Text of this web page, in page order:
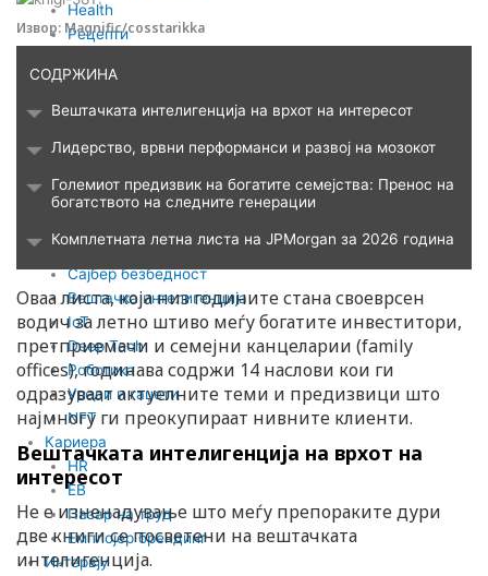
k
t
o
k
-
i
c
o
Health
Рецепти
Травел
Технологија
Крипто
Метаверс
Гејминг
Tехнологија
Сајбер безбедност
Вештачка интелигенција
IoT
Deep Tech
Роботика
Уреди и гаџети
NFT
Кариера
HR
EB
Пазар на труд
Емплојер брендинг
Интервју
Извор: Magnific/cosstarikka
СОДРЖИНА
Вештачката интелигенција на врхот на интересот
Лидерство, врвни перформанси и развој на мозокот
Големиот предизвик на богатите семејства: Пренос на
богатството на следните генерации
Комплетната летна листа на JPMorgan за 2026 година
Оваа листа, која низ годините стана своеврсен
водич за летно штиво меѓу богатите инвеститори,
претприемачи и семејни канцеларии (family
offices), годинава содржи 14 наслови кои ги
одразуваат актуелните теми и предизвици што
најмногу ги преокупираат нивните клиенти.
Вештачката интелигенција на врхот на
интересот
Не е изненадување што меѓу препораките дури
две книги се посветени на вештачката
интелигенција.